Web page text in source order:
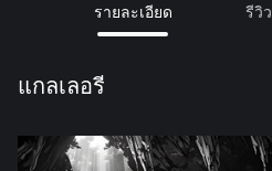
รายละเอียด รีวิว
แกลเลอรี